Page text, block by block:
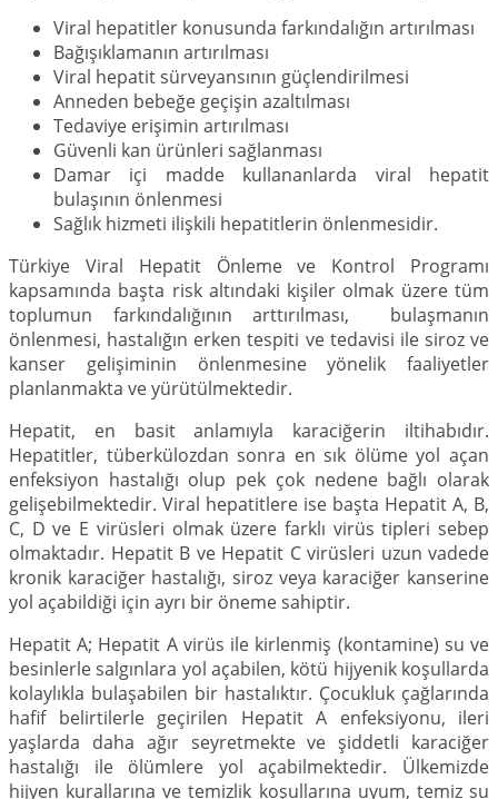
Viral hepatitler konusunda farkındalığın artırılması
Bağışıklamanın artırılması
Viral hepatit sürveyansının güçlendirilmesi
Anneden bebeğe geçişin azaltılması
Tedaviye erişimin artırılması
Güvenli kan ürünleri sağlanması
Damar içi madde kullananlarda viral hepatit
bulaşının önlenmesi
Sağlık hizmeti ilişkili hepatitlerin önlenmesidir.
Türkiye Viral Hepatit Önleme ve Kontrol Programı
kapsamında başta risk altındaki kişiler olmak üzere tüm
toplumun farkındalığının arttırılması, bulaşmanın
önlenmesi, hastalığın erken tespiti ve tedavisi ile siroz ve
kanser gelişiminin önlenmesine yönelik faaliyetler
planlanmakta ve yürütülmektedir.
Hepatit, en basit anlamıyla karaciğerin iltihabıdır.
Hepatitler, tüberkülozdan sonra en sık ölüme yol açan
enfeksiyon hastalığı olup pek çok nedene bağlı olarak
gelişebilmektedir. Viral hepatitlere ise başta Hepatit A, B,
C, D ve E virüsleri olmak üzere farklı virüs tipleri sebep
olmaktadır. Hepatit B ve Hepatit C virüsleri uzun vadede
kronik karaciğer hastalığı, siroz veya karaciğer kanserine
yol açabildiği için ayrı bir öneme sahiptir.
Hepatit A; Hepatit A virüs ile kirlenmiş (kontamine) su ve
besinlerle salgınlara yol açabilen, kötü hijyenik koşullarda
kolaylıkla bulaşabilen bir hastalıktır. Çocukluk çağlarında
hafif belirtilerle geçirilen Hepatit A enfeksiyonu, ileri
yaşlarda daha ağır seyretmekte ve şiddetli karaciğer
hastalığı ile ölümlere yol açabilmektedir. Ülkemizde
hijyen kurallarına ve temizlik koşullarına uyum, temiz su